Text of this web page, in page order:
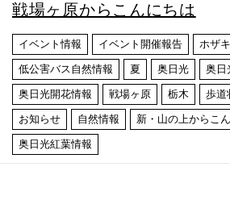
戦場ヶ原からこんにちは
イベント情報 イベント開催報告 ホザ
低公害バス自然情報 夏 奥日光 奥日
奥日光開花情報 戦場ヶ原 栃木 歩道
お知らせ 自然情報 新・山の上からこ
奥日光紅葉情報